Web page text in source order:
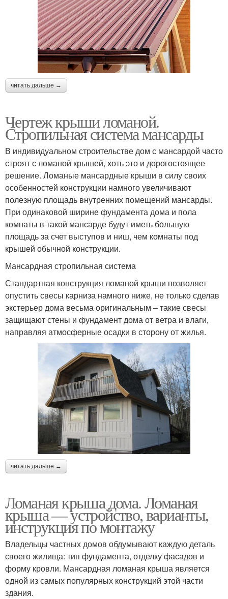
читать дальше →
Чертеж крыши ломаной.
Стропильная система мансарды
В индивидуальном строительстве дом с мансардой часто
строят с ломаной крышей, хоть это и дорогостоящее
решение. Ломаные мансардные крыши в силу своих
особенностей конструкции намного увеличивают
полезную площадь внутренних помещений мансарды.
При одинаковой ширине фундамента дома и пола
комнаты в такой мансарде будут иметь бо́льшую
площадь за счет выступов и ниш, чем комнаты под
крышей обычной конструкции.
Мансардная стропильная система
Стандартная конструкция ломаной крыши позволяет
опустить свесы карниза намного ниже, не только сделав
экстерьер дома весьма оригинальным – такие свесы
защищают стены и фундамент дома от ветра и влаги,
направляя атмосферные осадки в сторону от жилья.
читать дальше →
Ломаная крыша дома. Ломаная
крыша — устройство, варианты,
инструкция по монтажу
Владельцы частных домов обдумывают каждую деталь
своего жилища: тип фундамента, отделку фасадов и
форму кровли. Мансардная ломаная крыша является
одной из самых популярных конструкций этой части
здания.